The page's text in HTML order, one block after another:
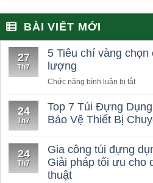
BÀI VIẾT MỚI
27
Th7
5 Tiêu chí vàng
lượng
Chức năng bình luận bị tắtở
Tiêu
chí
vàng
công
ty
24
Th7
Top 7 Túi Đựng
Bảo Vệ Thiết Bị
24
Th7
Gia công túi đựng
Giải pháp tối ưu cho
thuật